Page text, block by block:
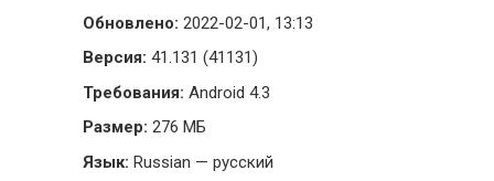
Обновлено: 2022-02-01, 13:13
Версия: 41.131 (41131)
Требования: Android 4.3
Размер: 276 МБ
Язык: Russian — русский